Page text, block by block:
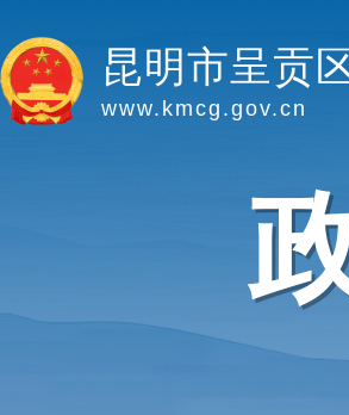
昆明市呈贡
www.kmcg.gov.cn